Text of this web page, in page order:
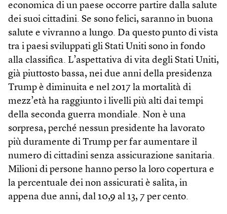
economica di un paese occorre partire dalla salute
dei suoi cittadini. Se sono felici, saranno in buona
salute e vivranno a lungo. Da questo punto di vista
tra i paesi sviluppati gli Stati Uniti sono in fondo
alla classifica. L’aspettativa di vita degli Stati Uniti,
già piuttosto bassa, nei due anni della presidenza
Trump è diminuita e nel 2017 la mortalità di
mezz’età ha raggiunto i livelli più alti dai tempi
della seconda guerra mondiale. Non è una
sorpresa, perché nessun presidente ha lavorato
più duramente di Trump per far aumentare il
numero di cittadini senza assicurazione sanitaria.
Milioni di persone hanno perso la loro copertura e
la percentuale dei non assicurati è salita, in
appena due anni, dal 10,9 al 13, 7 per cento.